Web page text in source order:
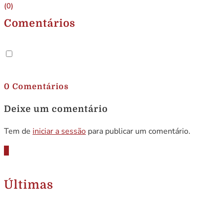
(0)
Comentários
0 Comentários
Deixe um comentário
Tem de iniciar a sessão para publicar um comentário.
Últimas